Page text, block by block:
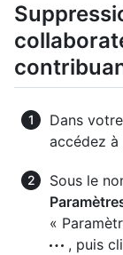
Dans
accédez
Sous le
«
, puis